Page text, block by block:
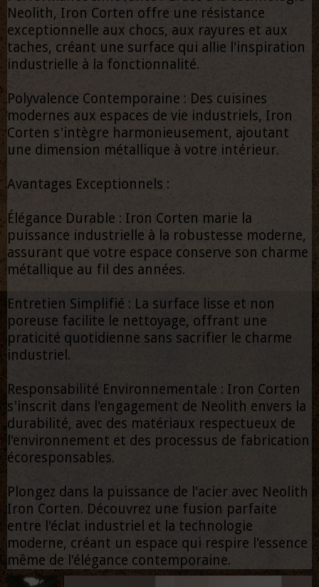
Neolith, Iron Corten offre une résistance
exceptionnelle aux chocs, aux rayures et aux
taches, créant une surface qui allie l'inspiration
industrielle à la fonctionnalité.
Polyvalence Contemporaine : Des cuisines
modernes aux espaces de vie industriels, Iron
Corten s'intègre harmonieusement, ajoutant
une dimension métallique à votre intérieur.
Avantages Exceptionnels :
Élégance Durable : Iron Corten marie la
puissance industrielle à la robustesse moderne,
assurant que votre espace conserve son charme
métallique au fil des années.
Entretien Simplifié : La surface lisse et non
poreuse facilite le nettoyage, offrant une
praticité quotidienne sans sacrifier le charme
industriel.
Responsabilité Environnementale : Iron Corten
s'inscrit dans l'engagement de Neolith envers la
durabilité, avec des matériaux respectueux de
l'environnement et des processus de fabrication
écoresponsables.
Plongez dans la puissance de l'acier avec Neolith
Iron Corten. Découvrez une fusion parfaite
entre l'éclat industriel et la technologie
moderne, créant un espace qui respire l'essence
même de l'élégance contemporaine.